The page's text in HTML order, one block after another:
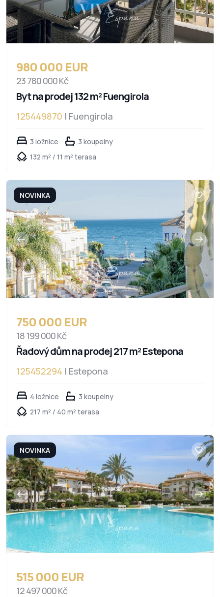
980 000 EUR
23 780 000 Kč
Byt na prodej 132 m² Fuengirola
125449870 | Fuengirola
3 ložnice
3 koupelny
132 m² / 11 m² terasa
NOVINKA
750 000 EUR
18 199 000 Kč
Řadový dům na prodej 217 m² Estepona
125452294 | Estepona
4 ložnice
3 koupelny
217 m² / 40 m² terasa
NOVINKA
515 000 EUR
12 497 000 Kč